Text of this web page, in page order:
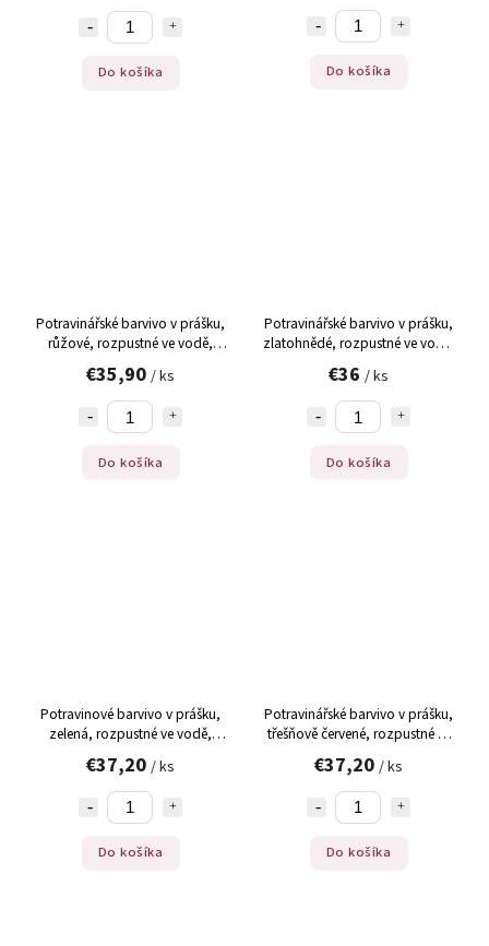
Do košíka Do košíka
Potravinářské barvivo v prášku,
růžové, rozpustné ve vodě,
9113, Ruth, 50 g
€35,90 / ks
Do košíka
Potravinářské barvivo v prášku,
zlatohnědé, rozpustné ve vodě,
9109, Ruth, 50 g
€36 / ks
Do košíka
Potravinové barvivo v prášku,
zelená, rozpustné ve vodě,
9103, Ruth, 50 g
€37,20 / ks
Do košíka
Potravinářské barvivo v prášku,
třešňově červené, rozpustné ve
vodě, 9106, Ruth, 50 g
€37,20 / ks
Do košíka